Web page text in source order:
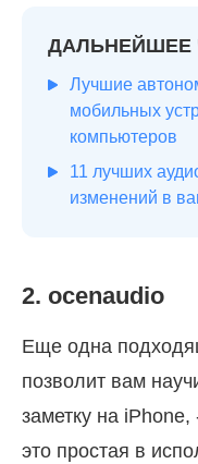
ДАЛЬНЕЙШЕЕ
Лучшие
мобильных
компьютеров
11 лучших
изменений в
2. ocenaudio
Еще одна
позволит вам
заметку на
это простая в